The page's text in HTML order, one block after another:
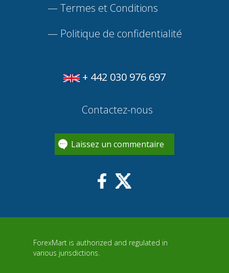
—Termes et Conditions
— Politique de confidentialité
+ 442 030 976 697
Contactez-nous
Laissez un commentaire
ForexMart is authorized and regulated in
various jurisdictions.